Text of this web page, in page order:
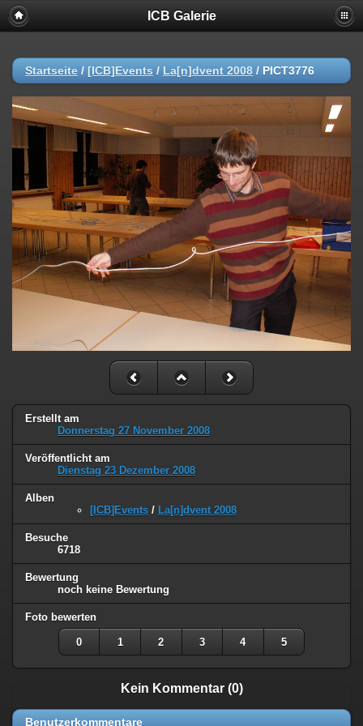
ICB Galerie
Startseite / [ICB]Events / La[n]dvent 2008 / PICT3776
Erstellt am
Donnerstag 27 November 2008
Veröffentlicht am
Dienstag 23 Dezember 2008
Alben
[ICB]Events / La[n]dvent 2008
Besuche
6718
Bewertung
noch keine Bewertung
Foto bewerten
0 1 2 3 4 5
Kein Kommentar (0)
Benutzerkommentare